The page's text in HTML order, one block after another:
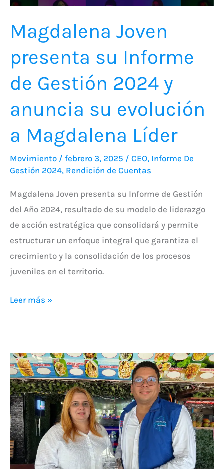
Magdalena Joven
presenta su Informe
de Gestión 2024 y
anuncia su evolución
a Magdalena Líder
Movimiento / febrero 3, 2025 / CEO, Informe De
Gestión 2024, Rendición de Cuentas
Magdalena Joven presenta su Informe de Gestión
del Año 2024, resultado de su modelo de liderazgo
de acción estratégica que consolidará y permite
estructurar un enfoque integral que garantiza el
crecimiento y la consolidación de los procesos
juveniles en el territorio.
2024
anuncia
su
evolución
a
Líder
Leer más »
Magdalena
Joven:
Organización
Juvenil
del
Año
2024